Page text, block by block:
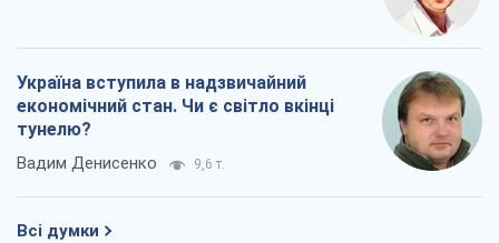
Україна вступила в надзвичайний
економічний стан. Чи є світло вкінці
тунелю?
Вадим Денисенко 9,6 т.
Всі думки